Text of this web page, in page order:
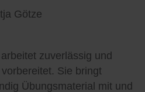
Götze
zuverlässig und
Sie bringt
Übungsmaterial mit und